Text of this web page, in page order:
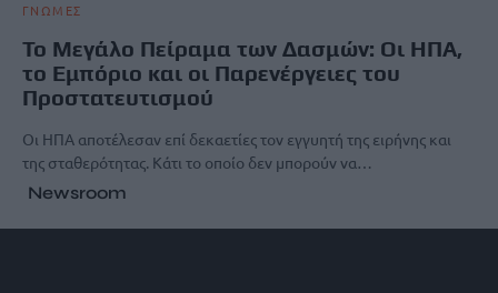
ΓΝΩΜΕΣ
Το Μεγάλο Πείραμα των Δασμών: Οι ΗΠΑ,
το Εμπόριο και οι Παρενέργειες του
Προστατευτισμού
Οι ΗΠΑ αποτέλεσαν επί δεκαετίες τον εγγυητή της ειρήνης και
της σταθερότητας. Κάτι το οποίο δεν μπορούν να…
Newsroom